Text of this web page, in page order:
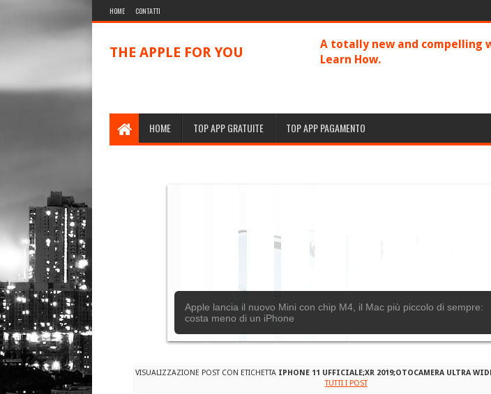
HOME CONTATTI
THE APPLE FOR YOU
A totally new and compelling
Learn How.
HOME TOP APP GRATUITE TOP APP PAGAMENTO
Anche in Italia l’iPhone Air senza Sim Card
VISUALIZZAZIONE POST CON ETICHETTA IPHONE 11 UFFICIALE;XR 2019;OTOCAMERA ULTRA
TUTTI I POST